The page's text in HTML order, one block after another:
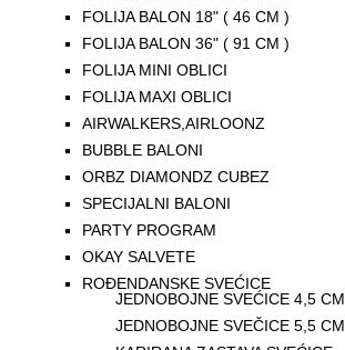
FOLIJA BALON 18" ( 46 CM )
FOLIJA BALON 36" ( 91 CM )
FOLIJA MINI OBLICI
FOLIJA MAXI OBLICI
AIRWALKERS,AIRLOONZ
BUBBLE BALONI
ORBZ DIAMONDZ CUBEZ
SPECIJALNI BALONI
PARTY PROGRAM
OKAY SALVETE
ROĐENDANSKE SVEĆICE
JEDNOBOJNE SVEĆICE 4,5 CM
JEDNOBOJNE SVEČICE 5,5 CM